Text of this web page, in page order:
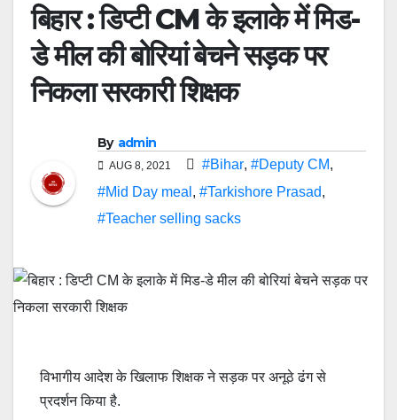
बिहार : डिप्टी CM के इलाके में मिड-
डे मील की बोरियां बेचने सड़क पर
निकला सरकारी शिक्षक
By admin
AUG 8, 2021 #Bihar, #Deputy CM,
#Mid Day meal , #Tarkishore Prasad,
#Teacher selling sacks
विभागीय आदेश के खिलाफ शिक्षक ने सड़क पर अनूठे ढंग से
प्रदर्शन किया है.